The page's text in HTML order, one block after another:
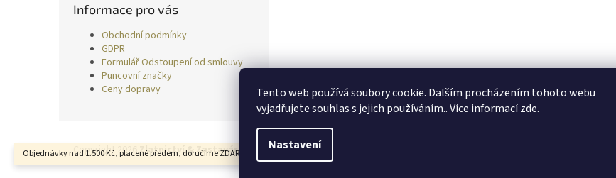
Tento web používá soubory cookie. Dalším procházením tohoto webu
vyjadřujete souhlas s jejich používáním.. Více informacízde.
Nastavení
Objednávky nad 1.500 Kč, placené předem, doručíme ZDARMA.
Informace pro vás
Obchodní podmínky
GDPR
Formulář Odstoupení od smlouvy
Puncovní značky
Ceny dopravy
Copyright 2026Zlatnictví & Zastavárna TRESS. Všechna práva vyhrazena.